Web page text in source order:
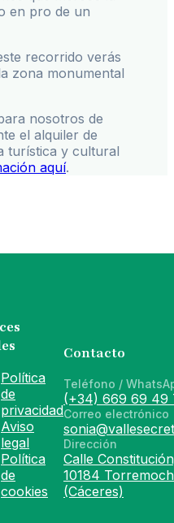
en pro de un
recorrido verás
zona monumental
nosotros de
el alquiler de
turística y cultural
aquí.
Política
de
privacidad
Aviso
legal
Política
de
cookies
Contacto
Teléfono /
(+34) 669 69 49
Correo electrónico
Dirección
Calle
10184
(Cáceres)